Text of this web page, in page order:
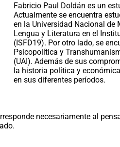
Fabricio Paul Doldán es un
Actualmente se encuentra
en la Universidad Nacional de
Lengua y Literatura en el
(ISFD19). Por otro lado, se
Psicopolítica y
(UAI). Además de sus
la historia política y
en sus diferentes períodos.
necesariamente al